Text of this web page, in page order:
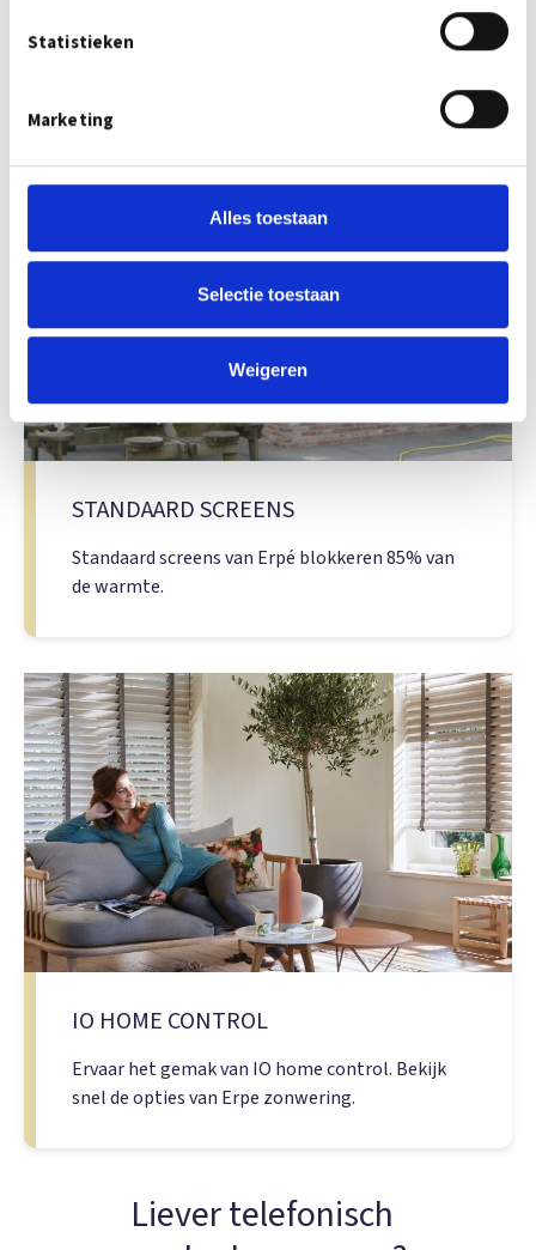
Statistieken
Marketing
Alles toestaan
Selectie toestaan
Weigeren
uitvalschermen bij Erpe zonwering. Lees hier
STANDAARD SCREENS
Standaard screens van Erpé blokkeren 85% van
de warmte.
IO HOME CONTROL
Ervaar het gemak van IO home control. Bekijk
snel de opties van Erpe zonwering.
Liever telefonisch